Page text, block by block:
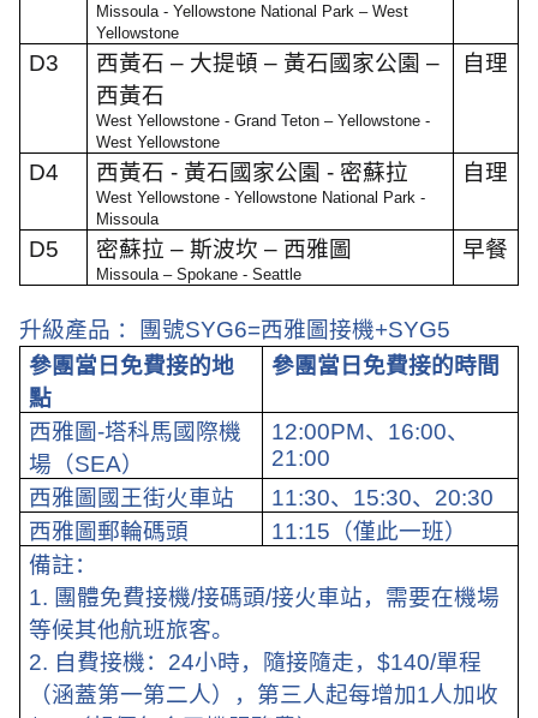
Missoula - Yellowstone National Park – West
Yellowstone
D3 西黃石– 大提頓– 黃石國家公園–
西黃石
West Yellowstone - Grand Teton – Yellowstone -
West Yellowstone
自理
D4 西黃石 - 黃石國家公園- 密蘇拉
West Yellowstone - Yellowstone National Park -
Missoula
自理
D5 密蘇拉 –斯波坎– 西雅圖
Missoula – Spokane - Seattle
早餐
升級產品 ：團號SYG6=西雅圖接機+SYG5
參團當日免費接的地
點
參團當日免費接的時間
西雅圖-塔科馬國際機
場（SEA）
12:00PM、 16:00、
21:00
西雅圖國王街火車站
11:30、 15:30、 20:30
西雅圖郵輪碼頭
11:15 （僅此一班）
備註：
1. 團體免費接機/接碼頭/接火車站，需要在機場
等候其他航班旅客。
2. 自費接機： 24小時，隨接隨走，$140/單程
（涵蓋第一第二人），第三人起每增加1人加收